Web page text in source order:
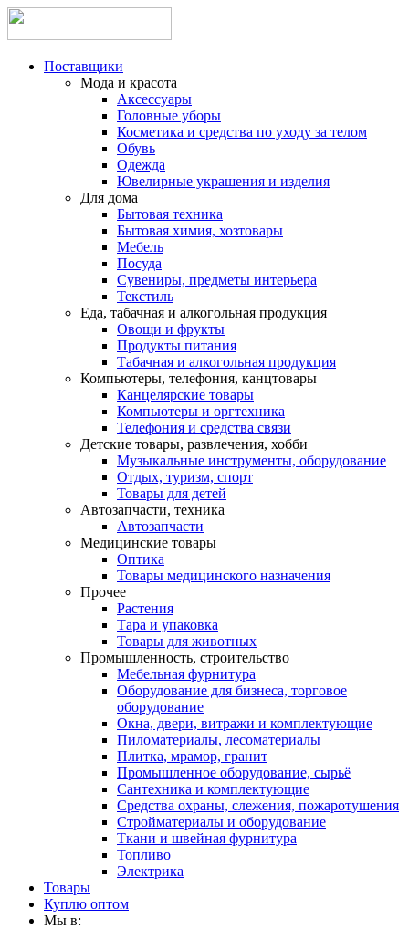
Поставщики
Мода и красота
Аксессуары
Головные уборы
Косметика и средства по уходу за телом
Обувь
Одежда
Ювелирные украшения и изделия
Для дома
Бытовая техника
Бытовая химия, хозтовары
Мебель
Посуда
Сувениры, предметы интерьера
Текстиль
Еда, табачная и алкогольная продукция
Овощи и фрукты
Продукты питания
Табачная и алкогольная продукция
Компьютеры, телефония, канцтовары
Канцелярские товары
Компьютеры и оргтехника
Телефония и средства связи
Детские товары, развлечения, хобби
Музыкальные инструменты, оборудование
Отдых, туризм, спорт
Товары для детей
Автозапчасти, техника
Автозапчасти
Медицинские товары
Оптика
Товары медицинского назначения
Прочее
Растения
Тара и упаковка
Товары для животных
Промышленность, строительство
Мебельная фурнитура
Оборудование для бизнеса, торговое
оборудование
Окна, двери, витражи и комплектующие
Пиломатериалы, лесоматериалы
Плитка, мрамор, гранит
Промышленное оборудование, сырьё
Сантехника и комплектующие
Средства охраны, слежения, пожаротушения
Стройматериалы и оборудование
Ткани и швейная фурнитура
Топливо
Электрика
Товары
Куплю оптом
Мы в: